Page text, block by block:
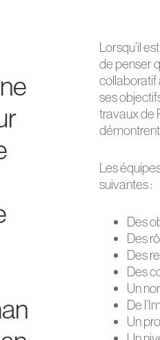
Lorsqu’il
de penser
collaboratif
ses
travaux de
Les
suivantes :
Des
Des
Des
Des
Un
De
Un